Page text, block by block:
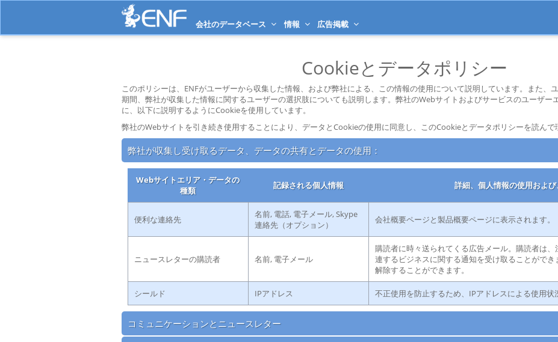
会社のデータベース 情報 広告掲載
Cookieとデータポリシー
このポリシーは、ENFがユーザーから収集した情報、および弊社による、この情報の使用について説明しています。また、
期間、弊社が収集した情報に関するユーザーの選択肢についても説明します。弊社のWebサイトおよびサービスのユーザー
に、以下に説明するようにCookieを使用しています。
弊社のWebサイトを引き続き使用することにより、データとCookieの使用に同意し、このCookieとデータポリシーを読んで
弊社が収集し受け取るデータ、データの共有とデータの使用：
Webサイトエリア・データの
種類
記録される個人情報 詳細、個人情報の使用およ
便利な連絡先
名前, 電話, 電子メール, Skype
連絡先（オプション）
会社概要ページと製品概要ページに表示されます。
ニュースレターの購読者 名前, 電子メール
購読者に時々送られてくる広告メール。購読者は
連するビジネスに関する通知を受け取ることがで
解除することができます。
シールド IPアドレス 不正使用を防止するため、IPアドレスによる使用状
コミュニケーションとニュースレター